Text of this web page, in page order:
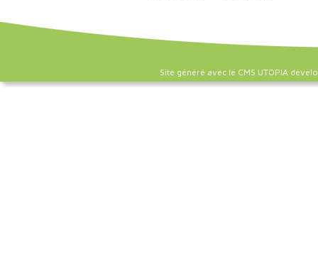
Site généré avec le CMS UTOPIA